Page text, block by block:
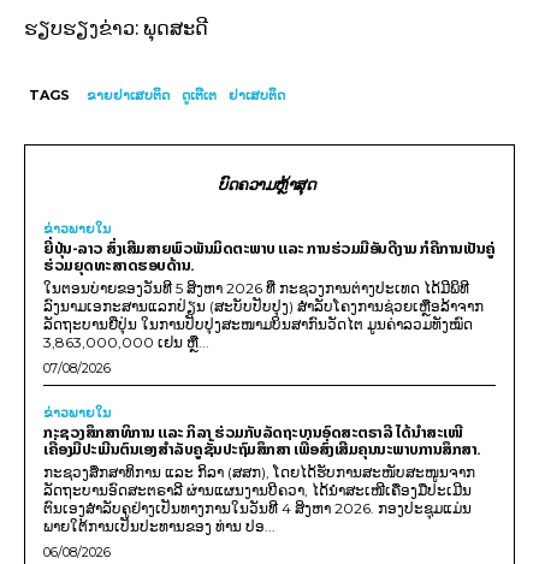
ຮຽບຮຽງຂ່າວ: ພຸດສະດີ
TAGS ຂາຍຢາເສບຕິດ ດູເຕີເຕ ຢາເສບຕິດ
ບົດຄວາມຫຼ້າສຸດ
ຂ່າວພາຍ​ໃນ
ຍີ່ປຸ່ນ-ລາວ ສົ່ງເສີມສາຍພົວພັນມິດຕະພາບ ແລະ ການຮ່ວມມືອັນດີງາມ ກໍຄືການເປັນຄູ່
ຮ່ວມຍຸດທະສາດຮອບດ້ານ.
ໃນຕອນບ່າຍຂອງວັນທີ 5 ສິງຫາ 2026 ທີ່ ກະຊວງການຕ່າງປະເທດ ໄດ້ມີພິທີ
ລົງນາມເອກະສານແລກປ່ຽນ (ສະບັບປັບປຸງ) ສໍາລັບໂຄງການຊ່ວຍເຫຼືອລ້າຈາກ
ລັດຖະບານຍີ່ປຸ່ນ ໃນການປັບປຸງສະໜາມບິນສາກົນວັດໄຕ ມູນຄ່າລວມທັງໝົດ
3,863,000,000 ເຢນ ຫຼື...
07/08/2026
ຂ່າວພາຍ​ໃນ
ກະຊວງສຶກສາທິການ ແລະ ກິລາ ຮ່ວມກັບລັດຖະບານອົດສະຕຣາລີ ໄດ້ນຳສະເໜີ
ເຄື່ອງມືປະເມີນຕົນເອງສຳລັບຄູຊັ້ນປະຖົມສຶກສາ ເພື່ອສົ່ງເສີມຄຸນນະພາບການສຶກສາ.
ກະຊວງສຶກສາທິການ ແລະ ກິລາ (ສສກ), ໂດຍໄດ້ຮັບການສະໜັບສະໜູນຈາກ
ລັດຖະບານອົດສະຕຣາລີ ຜ່ານແຜນງານບີຄວາ, ໄດ້ນຳສະເໜີເຄື່ອງມືປະເມີນ
ຕົນເອງສຳລັບຄູຢ່າງເປັນທາງການໃນວັນທີ 4 ສິງຫາ 2026. ກອງປະຊຸມແມ່ນ
ພາຍໃຕ້ການເປັນປະທານຂອງ ທ່ານ ປອ...
06/08/2026